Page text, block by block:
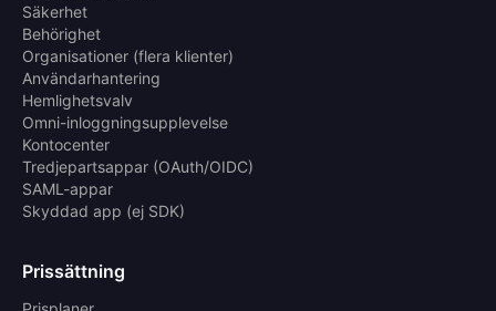
Säkerhet
Behörighet
Organisationer (flera klienter)
Användarhantering
Hemlighetsvalv
Omni-inloggningsupplevelse
Kontocenter
Tredjepartsappar (OAuth/OIDC)
SAML-appar
Skyddad app (ej SDK)
Prissättning